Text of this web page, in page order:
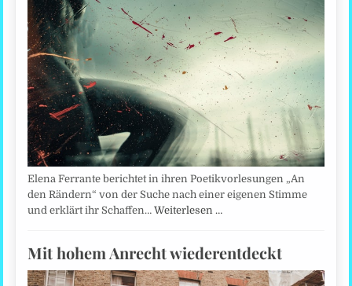
Elena Ferrante berichtet in ihren Poetikvorlesungen „An
den Rändern“ von der Suche nach einer eigenen Stimme
und erklärt ihr Schaffen…Weiterlesen …
Mit hohem Anrecht wiederentdeckt